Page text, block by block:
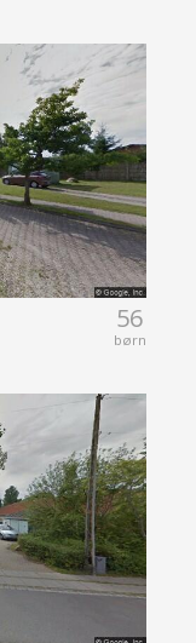
56
børn